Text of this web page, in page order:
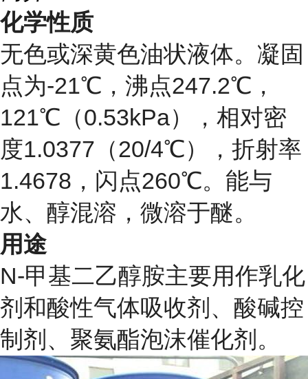
化学性质
无色或深黄色油状液体。凝固
点为-21℃，沸点247.2℃，
121℃（0.53kPa），相对密
度1.0377（20/4℃），折射率
1.4678，闪点260℃。能与
水、醇混溶，微溶于醚。
用途
N-甲基二乙醇胺主要用作乳化
剂和酸性气体吸收剂、酸碱控
制剂、聚氨酯泡沫催化剂。